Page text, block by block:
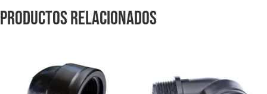
Productos relacionados